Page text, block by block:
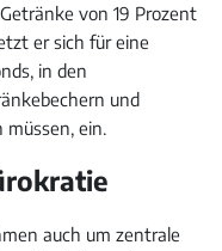
von 19 Prozent
er sich für eine
in den
und
müssen, ein.
auch um zentrale